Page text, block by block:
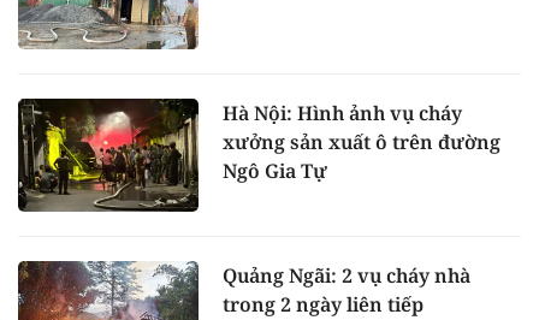
Hà Nội: Hình ảnh vụ cháy
xưởng sản xuất ô trên đường
Ngô Gia Tự
Quảng Ngãi: 2 vụ cháy nhà
trong 2 ngày liên tiếp